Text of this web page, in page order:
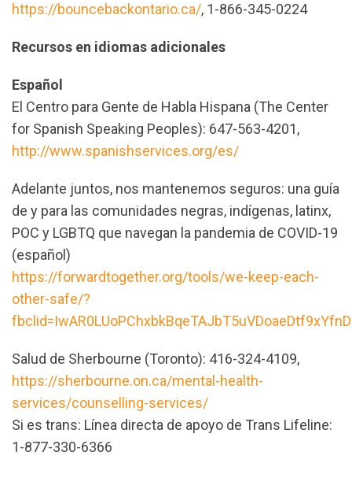
https://bouncebackontario.ca/, 1-866-345-0224
Recursos en idiomas adicionales
Español
El Centro para Gente de Habla Hispana (The Center
for Spanish Speaking Peoples): 647-563-4201,
http://www.spanishservices.org/es/
Adelante juntos, nos mantenemos seguros: una guía
de y para las comunidades negras, indígenas, latinx,
POC y LGBTQ que navegan la pandemia de COVID-19
(español)
https://forwardtogether.org/tools/we-keep-each-
other-safe/?
Salud de Sherbourne (Toronto): 416-324-4109,
https://sherbourne.on.ca/mental-health-
services/counselling-services/
Si es trans: Línea directa de apoyo de Trans Lifeline:
1-877-330-6366